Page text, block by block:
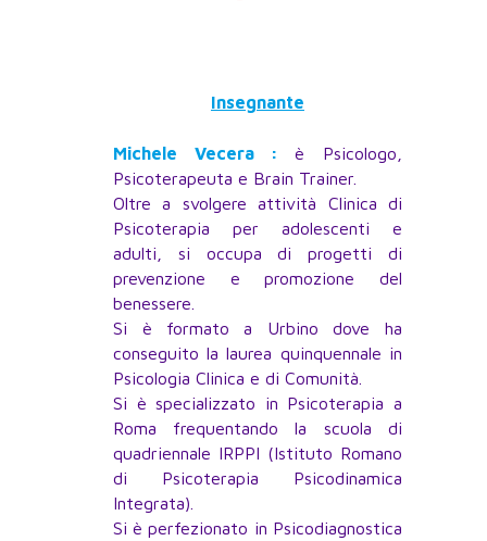
Insegnante
Michele Vecera :è Psicologo,
Psicoterapeuta e Brain Trainer.
Oltre a svolgere attività Clinica di
Psicoterapia per adolescenti e
adulti, si occupa di progetti di
prevenzione e promozione del
benessere.
Si è formato a Urbino dove ha
conseguito la laurea quinquennale in
Psicologia Clinica e di Comunità.
Si è specializzato in Psicoterapia a
Roma frequentando la scuola di
quadriennale IRPPI (Istituto Romano
di Psicoterapia Psicodinamica
Integrata).
Si è perfezionato in Psicodiagnostica